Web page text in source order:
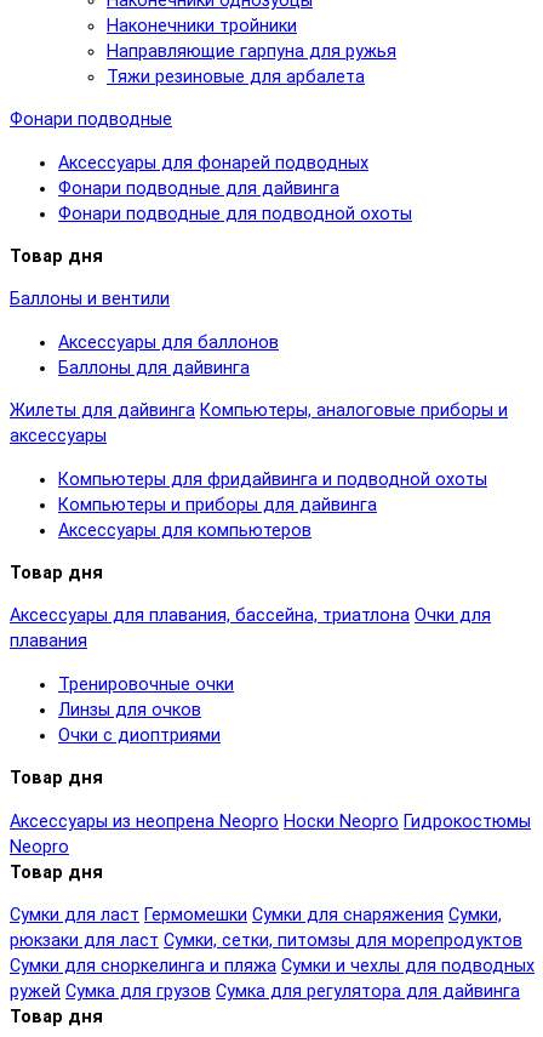
Наконечники тройники
Направляющие гарпуна для ружья
Тяжи резиновые для арбалета
Фонари подводные
Аксессуары для фонарей подводных
Фонари подводные для дайвинга
Фонари подводные для подводной охоты
Товар дня
Баллоны и вентили
Аксессуары для баллонов
Баллоны для дайвинга
Жилеты для дайвинга Компьютеры, аналоговые приборы и
аксессуары
Компьютеры для фридайвинга и подводной охоты
Компьютеры и приборы для дайвинга
Аксессуары для компьютеров
Товар дня
Аксессуары для плавания, бассейна, триатлона Очки для
плавания
Тренировочные очки
Линзы для очков
Очки с диоптриями
Товар дня
Аксессуары из неопрена Neopro Носки Neopro Гидрокостюмы
Neopro
Товар дня
Сумки для ласт Гермомешки Сумки для снаряжения Сумки,
рюкзаки для ласт Сумки, сетки, питомзы для морепродуктов
Сумки для сноркелинга и пляжа Сумки и чехлы для подводных
ружей Сумка для грузов Сумка для регулятора для дайвинга
Товар дня